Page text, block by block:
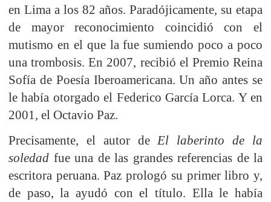
en Lima a los 82 años. Paradójicamente, su etapa
de mayor reconocimiento coincidió con el
mutismo en el que la fue sumiendo poco a poco
una trombosis. En 2007, recibió el Premio Reina
Sofía de Poesía Iberoamericana. Un año antes se
le había otorgado el Federico García Lorca. Y en
2001, el Octavio Paz.
Precisamente, el autor de El laberinto de la
soledad fue una de las grandes referencias de la
escritora peruana. Paz prologó su primer libro y,
de paso, la ayudó con el título. Ella le había